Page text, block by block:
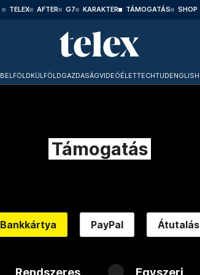
TELEX AFTER G7 KARAKTER TÁMOGATÁS SHOP
BELFÖLDKÜLFÖLDGAZDASÁGVIDEÓÉLETTECHTUDENGLISH
Támogatás
Bankkártya PayPal Átutalás
Rendszeres Egyszeri